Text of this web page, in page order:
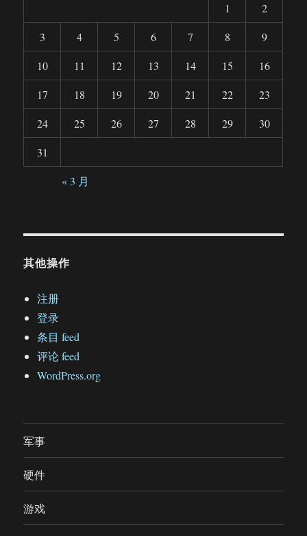
1
2
3
4 5 6 7 8
9
10
11 12 13 14 15
16
17
18 19 20 21 22
23
24
25 26 27 28 29
30
31
« 3 月
其他操作
注册
登录
条目 feed
评论 feed
WordPress.org
军事
硬件
游戏